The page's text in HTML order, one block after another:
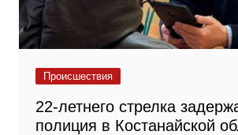
Происшествия
22-летнего стрелка
полиция в Костанайской